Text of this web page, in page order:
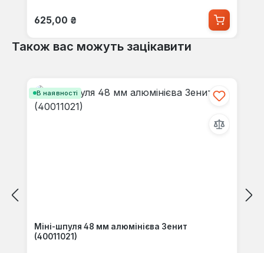
Звичайна ціна:
625,00 ₴
Також вас можуть зацікавити
В наявності
Міні-шпуля 48 мм алюмінієва Зенит
(40011021)